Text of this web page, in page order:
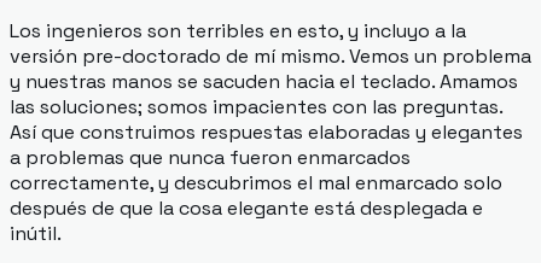
Los ingenieros son terribles en esto, y incluyo a la
versión pre-doctorado de mí mismo. Vemos un problema
y nuestras manos se sacuden hacia el teclado. Amamos
las soluciones; somos impacientes con las preguntas.
Así que construimos respuestas elaboradas y elegantes
a problemas que nunca fueron enmarcados
correctamente, y descubrimos el mal enmarcado solo
después de que la cosa elegante está desplegada e
inútil.